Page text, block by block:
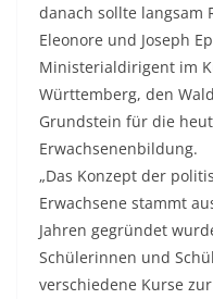
danach sollte langsam
Eleonore und Joseph
Ministerialdirigent im
Württemberg, den
Grundstein für die
Erwachsenenbildung.
„Das Konzept der
Erwachsene stammt
Jahren gegründet
Schülerinnen und
verschiedene Kurse